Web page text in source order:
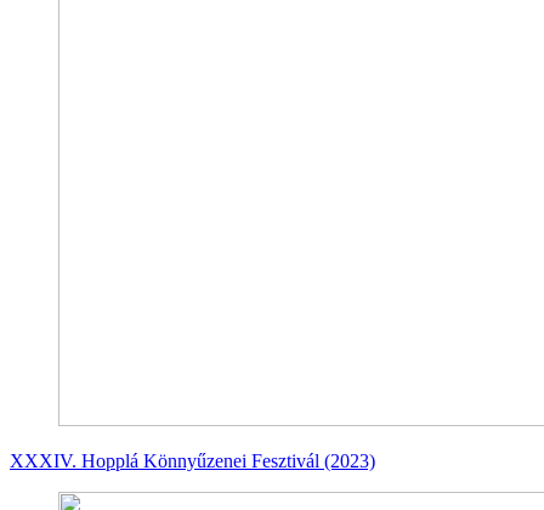
XXXIV. Hopplá Könnyűzenei Fesztivál (2023)